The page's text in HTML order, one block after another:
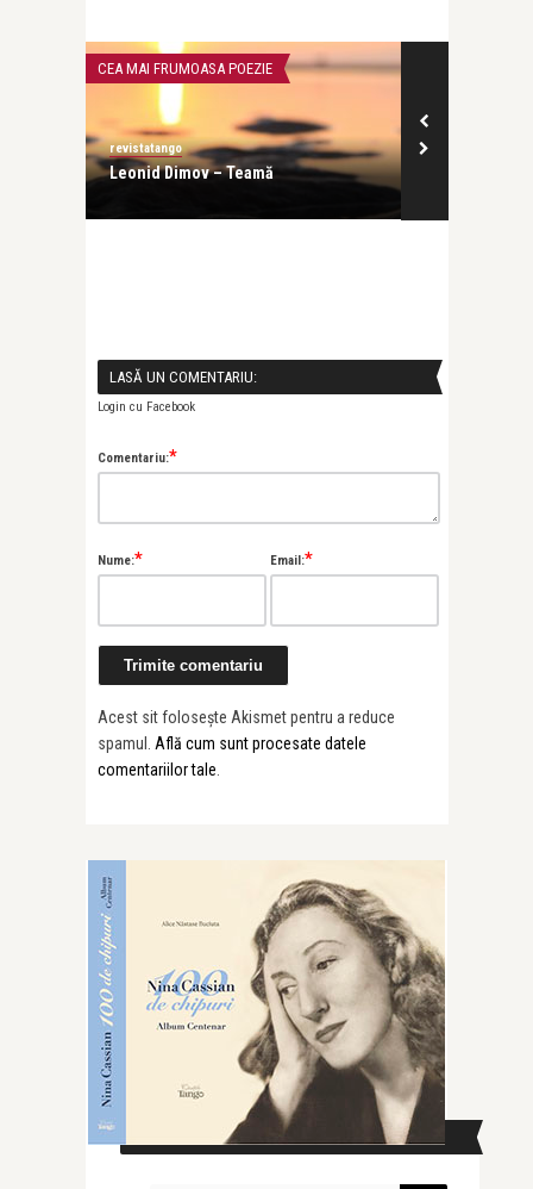
CEA MAI FRUMOASA POEZIE
revistatango
Leonid Dimov – Teamă
LASĂ UN COMENTARIU:
Login cu Facebook
Comentariu:*
Nume:* Email:*
Acest sit folosește Akismet pentru a reduce
spamul. Află cum sunt procesate datele
comentariilor tale
CAUTĂ ÎN SITE